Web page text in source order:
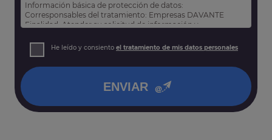
Información básica de protección de datos:
Corresponsables del tratamiento: Empresas DAVANTE
Finalidad: Atender su solicitud de información y
Derechos: Puede acceder, rectificar y suprimir sus datos,
así como otros derechos tal y como se explica en nuestra
He leído y consiento el tratamiento de mis datos personales
ENVIAR